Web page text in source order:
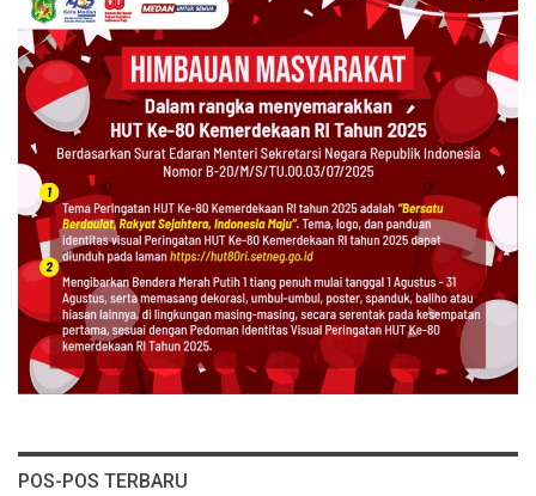
POS-POS TERBARU